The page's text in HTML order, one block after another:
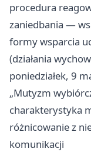
procedura
zaniedbania —
formy wsparcia
(działania
poniedziałek, 9
„Mutyzm
charakterystyka
różnicowanie z
komunikacji